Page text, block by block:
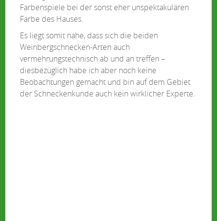
Farbenspiele bei der sonst eher unspektakulären
Farbe des Hauses.
Es liegt somit nahe, dass sich die beiden
Weinbergschnecken-Arten auch
vermehrungstechnisch ab und an treffen –
diesbezüglich habe ich aber noch keine
Beobachtungen gemacht und bin auf dem Gebiet
der Schneckenkunde auch kein wirklicher Experte.